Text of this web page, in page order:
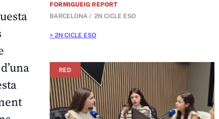
FORMIGUEIG REPORT
BARCELONA
2N CICLE ESO
2N CICLE ESO
RED